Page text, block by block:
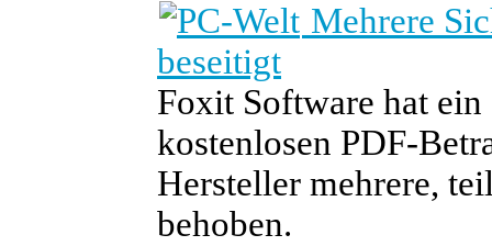
Mehrere
beseitigt
Foxit Software hat
kostenlosen PDF-
Hersteller mehrere,
behoben.